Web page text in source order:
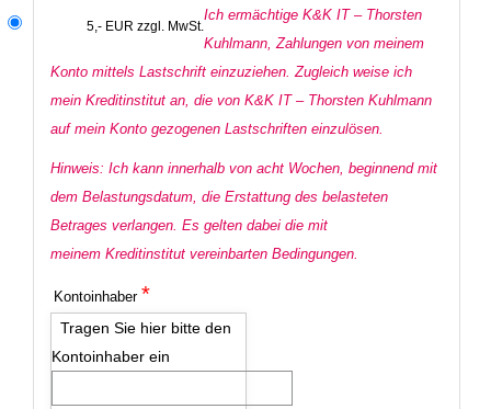
5,- EUR zzgl. MwSt.
Ich ermächtige K&K IT – Thorsten
Kuhlmann, Zahlungen von meinem
Konto mittels Lastschrift einzuziehen. Zugleich weise ich
mein Kreditinstitut an, die von K&K IT – Thorsten Kuhlmann
auf mein Konto gezogenen Lastschriften einzulösen.
Hinweis: Ich kann innerhalb von acht Wochen, beginnend mit
dem Belastungsdatum, die Erstattung des belasteten
Betrages verlangen. Es gelten dabei die mit
meinem Kreditinstitut vereinbarten Bedingungen.
Kontoinhaber *
Tragen Sie hier bitte den
Kontoinhaber ein